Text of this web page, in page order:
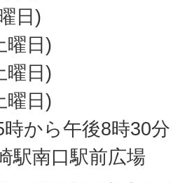
日)
曜日)
曜日)
曜日)
時から午後8時30
駅南口駅前広場